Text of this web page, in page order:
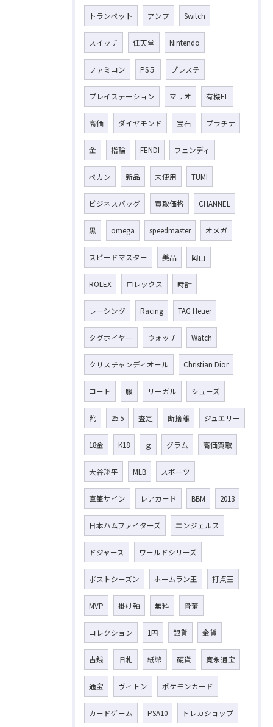
トランペット アンプ Switch
スイッチ 任天堂 Nintendo
ファミコン PS５ プレステ
プレイステーション マリオ 有機EL
高価 ダイヤモンド 宝石 プラチナ
金 指輪 FENDI フェンディ
ペカン 新品 未使用 TUMI
ビジネスバッグ 買取価格 CHANNEL
黒 omega speedmaster オメガ
スピードマスター 美品 岡山
ROLEX ロレックス 時計
レーシング Racing TAG Heuer
タグホイヤー ウォッチ Watch
クリスチャンディオール Christian Dior
コート 服 リーガル シューズ
靴 25.5 査定 断捨離 ジュエリー
18金 K18 ｇ グラム 高価買取
大谷翔平 MLB スポーツ
直筆サイン レアカード BBM 2013
日本ハムファイターズ エンジェルス
ドジャース ワールドシリーズ
ポストシーズン ホームラン王 打点王
MVP 掛け軸 無料 骨董
コレクション 1円 銀貨 金貨
古銭 旧札 紙幣 硬貨 寛永通宝
通宝 ヴィトン ポケモンカード
カードゲーム PSA10 トレカショップ